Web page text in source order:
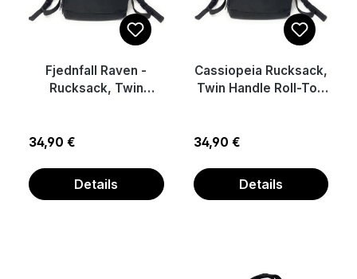
Fjednfall Raven -
Rucksack, Twin
Regulärer Preis:
34,90 €
Details
Cassiopeia Rucksack,
Twin Handle Roll-Top
Regulärer Preis:
34,90 €
Details